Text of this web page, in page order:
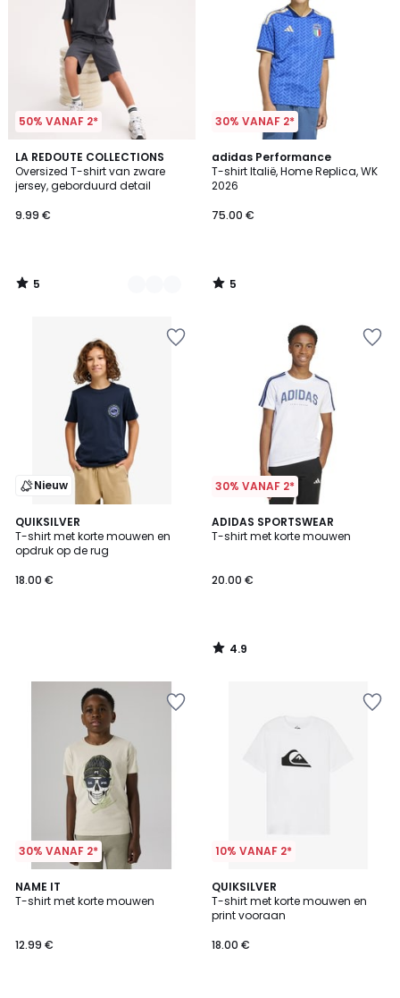
50% VANAF 2*
LA REDOUTE COLLECTIONS
Oversized T-shirt van zware
jersey, geborduurd detail
9.99 €
5
/
5
4
Kleuren
5
/
30% VANAF 2*
adidas Performance
T-shirt Italië, Home Replica, WK
2026
75.00 €
5
/
5
5
/
Nieuw
QUIKSILVER
T-shirt met korte mouwen en
opdruk op de rug
18.00 €
30% VANAF 2*
ADIDAS SPORTSWEAR
T-shirt met korte mouwen
20.00 €
4.9
/ 5
4.9
/
30% VANAF 2*
NAME IT
T-shirt met korte mouwen
12.99 €
2
Kleuren
10% VANAF 2*
QUIKSILVER
T-shirt met korte mouwen en
print vooraan
18.00 €
4.5
/ 5
4
Kleuren